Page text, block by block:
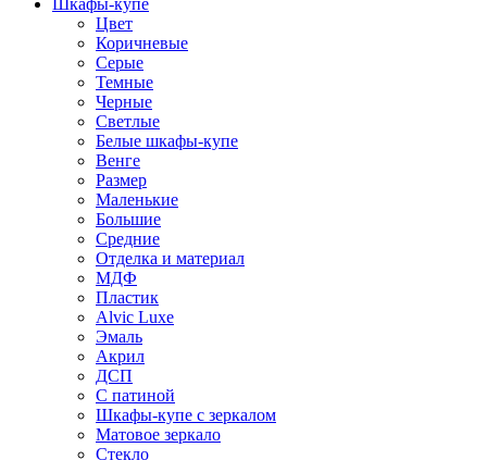
Шкафы-купе
Цвет
Коричневые
Серые
Темные
Черные
Светлые
Белые шкафы-купе
Венге
Размер
Маленькие
Большие
Средние
Отделка и материал
МДФ
Пластик
Alvic Luxe
Эмаль
Акрил
ДСП
С патиной
Шкафы-купе с зеркалом
Матовое зеркало
Стекло